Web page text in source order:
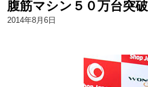
腹筋マシン５０万台突
2014年8月6日